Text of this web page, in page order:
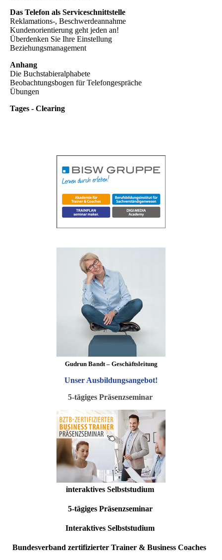
Das Telefon als Serviceschnittstelle
Reklamations-, Beschwerdeannahme
Kundenorientierung geht jeden an!
Überdenken Sie Ihre Einstellung
Beziehungsmanagement
Anhang
Die Buchstabieralphabete
Beobachtungsbogen für Telefongespräche
Übungen
Tages - Clearing
Gudrun Bandt – Geschäftsleitung
Unser Ausbildungsangebot!
5-tägiges Präsenzseminar
interaktives Selbststudium
5-tägiges Präsenzseminar
Interaktives Selbststudium
Bundesverband zertifizierter Trainer & Business Coaches